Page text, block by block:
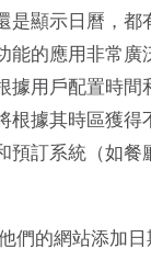
是顯示日曆，都
能的應用非常廣
據用戶配置時間
根據其時區獲得
預訂系統（如餐
們的網站添加日